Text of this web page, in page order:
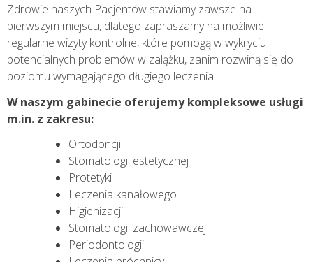
Zdrowie naszych Pacjentów stawiamy zawsze na
pierwszym miejscu, dlatego zapraszamy na możliwie
regularne wizyty kontrolne, które pomogą w wykryciu
potencjalnych problemów w zalążku, zanim rozwiną się do
poziomu wymagającego długiego leczenia.
W naszym gabinecie oferujemy kompleksowe usługi
m.in. z zakresu:
Ortodoncji
Stomatologii estetycznej
Protetyki
Leczenia kanałowego
Higienizacji
Stomatologii zachowawczej
Periodontologii